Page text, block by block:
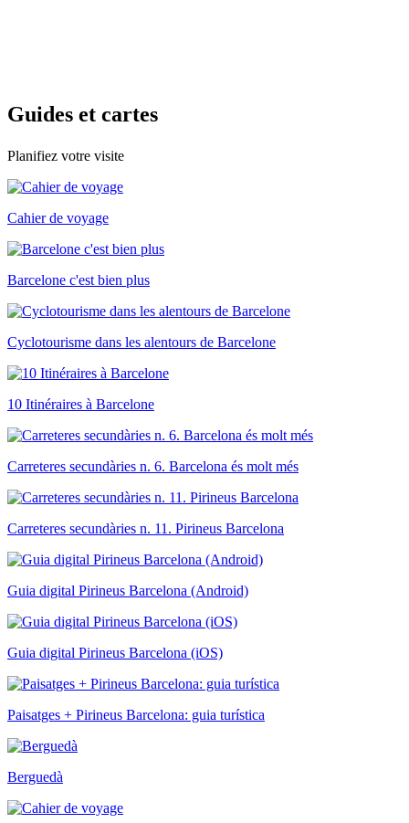
Guides et cartes
Planifiez votre visite
Cahier de voyage
Barcelone c'est bien plus
Cyclotourisme dans les alentours de Barcelone
10 Itinéraires à Barcelone
Carreteres secundàries n. 6. Barcelona és molt més
Carreteres secundàries n. 11. Pirineus Barcelona
Guia digital Pirineus Barcelona (Android)
Guia digital Pirineus Barcelona (iOS)
Paisatges + Pirineus Barcelona: guia turística
Berguedà